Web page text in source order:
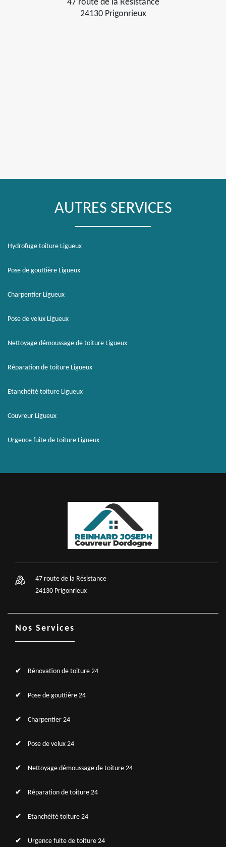
47 route de la Résistance
24130 Prigonrieux
AUTRES SERVICES
Hydrofuge toiture Ligueux
Pose de gouttière Ligueux
Charpentier Ligueux
Pose de velux Ligueux
Nettoyage démoussage de toiture Ligueux
Réparation de toiture Ligueux
Etanchéité toiture Ligueux
Couvreur Ligueux
Urgence fuite de toiture Ligueux
47 route de la Résistance
24130 Prigonrieux
Nos Services
Rénovation de toiture 24
Pose de gouttière 24
Charpentier 24
Pose de velux 24
Nettoyage démoussage de toiture 24
Réparation de toiture 24
Etanchéité toiture 24
Urgence fuite de toiture 24